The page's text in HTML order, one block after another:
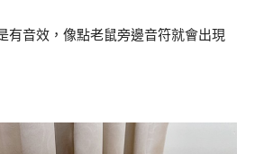
有音效，像點老鼠旁邊音符就會出現